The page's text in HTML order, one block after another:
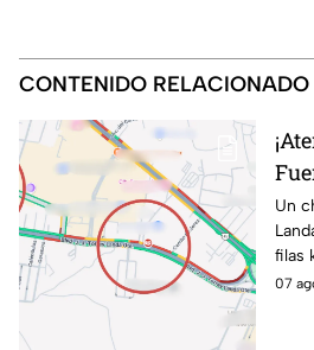
CONTENIDO RELACIONADO
Un
filas
vías
07